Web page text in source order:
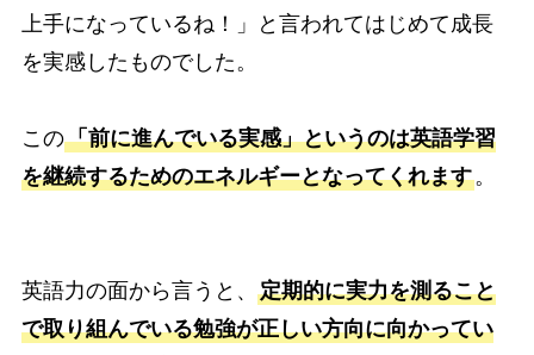
上手になっているね！」と言われてはじめて成長
を実感したものでした。
この「前に進んでいる実感」というのは英語学習
を継続するためのエネルギーとなってくれます。
英語力の面から言うと、 定期的に実力を測ること
で取り組んでいる勉強が正しい方向に向かってい